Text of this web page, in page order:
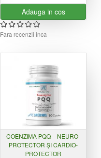
Adauga in cos
Fara recenzii inca
COENZIMA PQQ – NEURO-
PROTECTOR ȘI CARDIO-
PROTECTOR